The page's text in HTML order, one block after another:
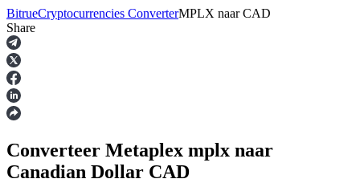
Termijncontracten
BitrueCryptocurrencies ConverterMPLX naar CAD
Share
Converteer Metaplex mplx naar
Canadian Dollar CAD